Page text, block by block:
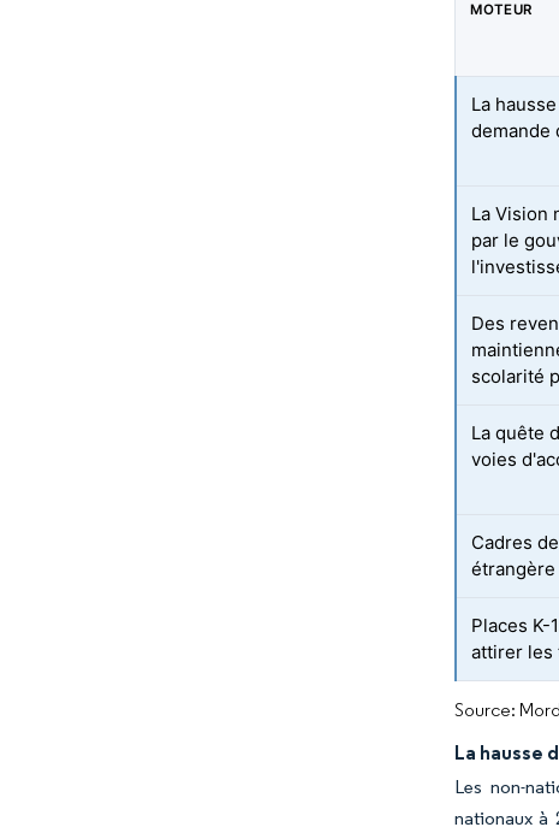
MOTEUR
La
demande
La Vision
par le
Des
scolarité
La quête
voies
Cadres
étrangère
Places
attirer les
Source:
La hausse
Les non-
nationaux à